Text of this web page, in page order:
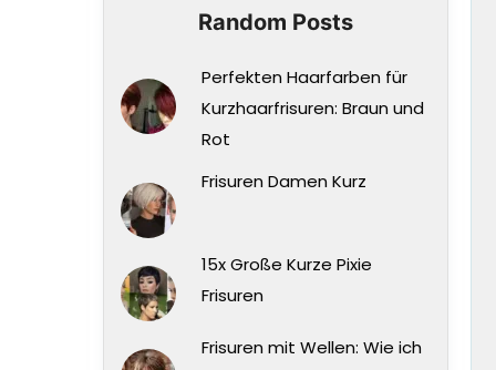
Random Posts
Perfekten Haarfarben für
Kurzhaarfrisuren: Braun und
Rot
Frisuren Damen Kurz
15x Große Kurze Pixie
Frisuren
Frisuren mit Wellen: Wie ich